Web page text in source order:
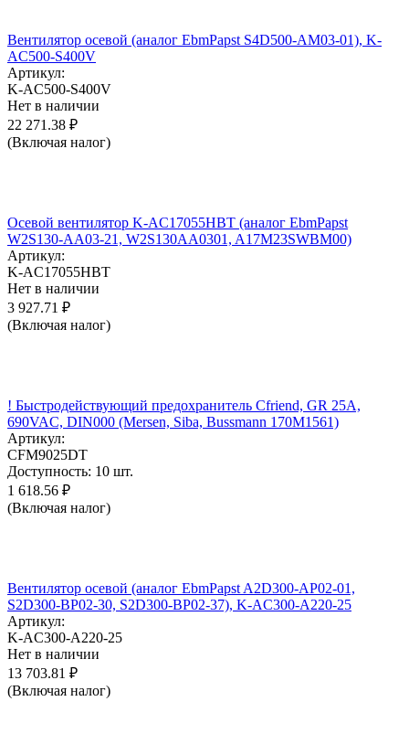
Вентилятор осевой (аналог EbmPapst S4D500-AM03-01), K-
AC500-S400V
Артикул:
K-AC500-S400V
Нет в наличии
22 271.38 ₽
(Включая налог)
Осевой вентилятор K-AC17055HBT (аналог EbmPapst
W2S130-AA03-21, W2S130AA0301, A17M23SWBM00)
Артикул:
K-AC17055HBT
Нет в наличии
3 927.71 ₽
(Включая налог)
! Быстродействующий предохранитель Cfriend, GR 25А,
690VAC, DIN000 (Mersen, Siba, Bussmann 170M1561)
Артикул:
CFM9025DT
Доступность: 10 шт.
1 618.56 ₽
(Включая налог)
Вентилятор осевой (аналог EbmPapst A2D300-AP02-01,
S2D300-BP02-30, S2D300-BP02-37), K-AC300-A220-25
Артикул:
K-AC300-A220-25
Нет в наличии
13 703.81 ₽
(Включая налог)